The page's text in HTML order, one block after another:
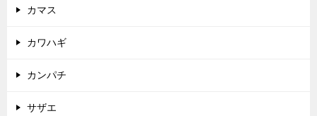
カマス
カワハギ
カンパチ
サザエ